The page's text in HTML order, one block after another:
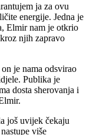
ja za ovu
energije. Jedna je
Elmir nam je otkrio
njih zapravo
je nama odsvirao
Publika je
dosta sherovanja i
još uvijek čekaju
više